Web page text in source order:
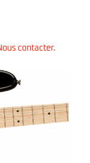
contacter.